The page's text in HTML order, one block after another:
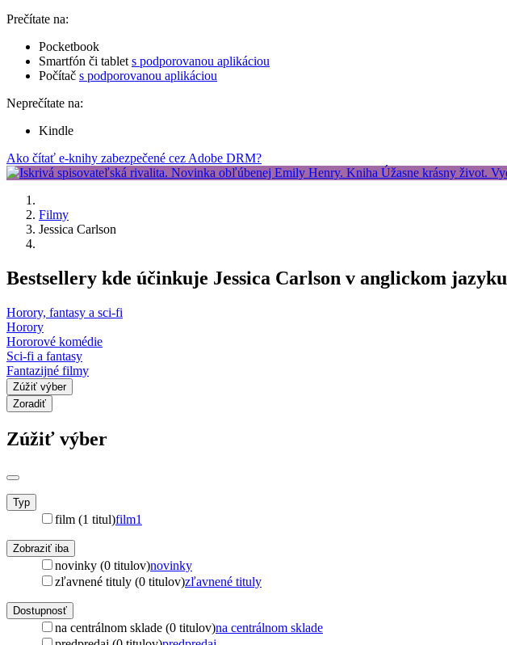
Prečítate na:
Pocketbook
Smartfón či tablet s podporovanou aplikáciou
Počítač s podporovanou aplikáciou
Neprečítate na:
Kindle
Ako čítať e-knihy zabezpečené cez Adobe DRM?
Filmy
Jessica Carlson
Bestsellery kde účinkuje Jessica Carlson v anglickom jazyku
Horory, fantasy a sci-fi
Horory
Hororové komédie
Sci-fi a fantasy
Fantazijné filmy
Zúžiť výber
Zoradiť
Zúžiť výber
Typ
film (1 titul)film1
Zobraziť iba
novinky (0 titulov)novinky
zľavnené tituly (0 titulov)zľavnené tituly
Dostupnosť
na centrálnom sklade (0 titulov)na centrálnom sklade